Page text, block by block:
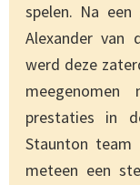
spelen. Na
Alexander van
werd deze
prestaties in
Staunton
meteen een